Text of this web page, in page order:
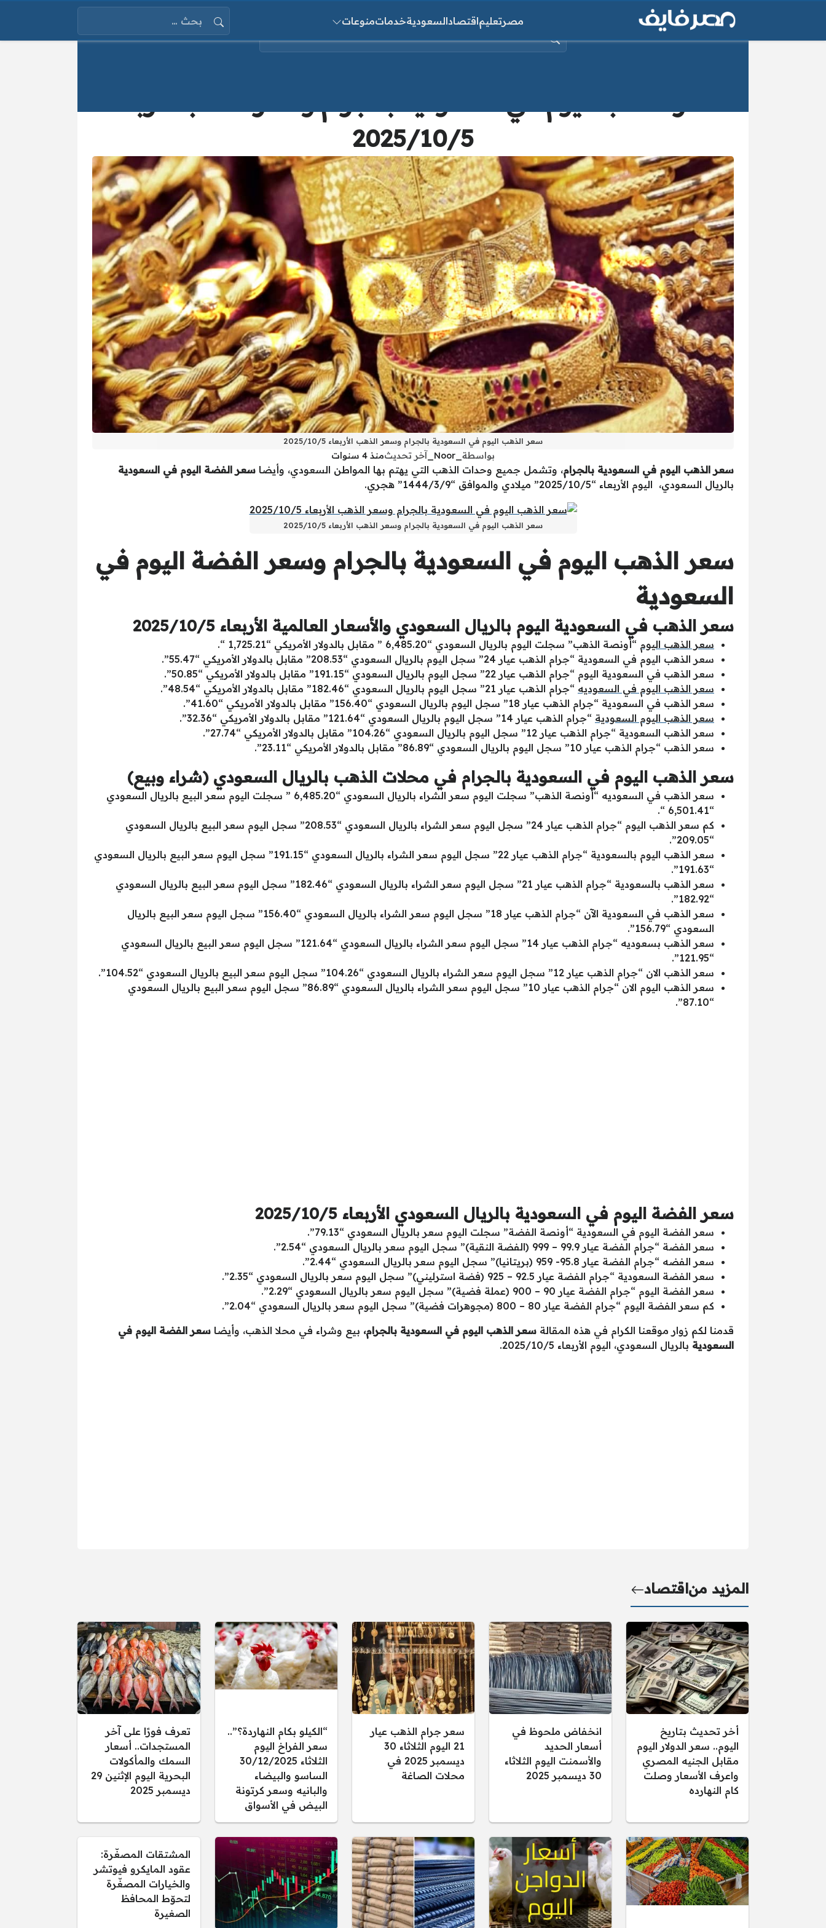
مصرتعليماقتصادالسعوديةخدماتمنوعات
البحث عن:
2025/10/5
سعر الذهب اليوم في السعودية بالجرام وسعر الذهب الأربعاء 2025/10/5
بواسطة آخر تحديثمنذ 4 سنوات
سعر الذهب اليوم في السعودية بالجرام، وتشمل جميع وحدات الذهب التي يهتم بها المواطن السعودي، وأيضا سعر الفضة اليوم في السعودية
بالريال السعودي، اليوم الأربعاء “2025/10/5” ميلادي والموافق “1444/3/9” هجري.
سعر الذهب اليوم في السعودية بالجرام وسعر الذهب الأربعاء 2025/10/5
سعر الذهب اليوم في السعودية بالجرام وسعر الفضة اليوم في
السعودية
سعر الذهب في السعودية اليوم بالريال السعودي والأسعار العالمية الأربعاء 2025/10/5
سعر الذهب اليوم “أونصة الذهب” سجلت اليوم بالريال السعودي “6,485.20 ” مقابل بالدولار الأمريكي “1,725.21 “.
سعر الذهب اليوم في السعودية “جرام الذهب عيار 24” سجل اليوم بالريال السعودي “208.53” مقابل بالدولار الأمريكي “55.47”.
سعر الذهب في السعودية اليوم “جرام الذهب عيار 22” سجل اليوم بالريال السعودي “191.15” مقابل بالدولار الأمريكي “50.85”.
سعر الذهب اليوم في السعوديه “جرام الذهب عيار 21” سجل اليوم بالريال السعودي “182.46” مقابل بالدولار الأمريكي “48.54”.
سعر الذهب في السعودية “جرام الذهب عيار 18” سجل اليوم بالريال السعودي “156.40” مقابل بالدولار الأمريكي “41.60”.
سعر الذهب اليوم السعودية “جرام الذهب عيار 14” سجل اليوم بالريال السعودي “121.64” مقابل بالدولار الأمريكي “32.36”.
سعر الذهب السعودية “جرام الذهب عيار 12” سجل اليوم بالريال السعودي “104.26” مقابل بالدولار الأمريكي “27.74”.
سعر الذهب “جرام الذهب عيار 10” سجل اليوم بالريال السعودي “86.89” مقابل بالدولار الأمريكي “23.11”.
سعر الذهب اليوم في السعودية بالجرام في محلات الذهب بالريال السعودي (شراء وبيع)
سعر الذهب في السعوديه “أونصة الذهب” سجلت اليوم سعر الشراء بالريال السعودي “6,485.20 ” سجلت اليوم سعر البيع بالريال السعودي
“6,501.41 “.
كم سعر الذهب اليوم “جرام الذهب عيار 24” سجل اليوم سعر الشراء بالريال السعودي “208.53” سجل اليوم سعر البيع بالريال السعودي
“209.05”.
سعر الذهب اليوم بالسعودية “جرام الذهب عيار 22” سجل اليوم سعر الشراء بالريال السعودي “191.15” سجل اليوم سعر البيع بالريال السعودي
“191.63”.
سعر الذهب بالسعودية “جرام الذهب عيار 21” سجل اليوم سعر الشراء بالريال السعودي “182.46” سجل اليوم سعر البيع بالريال السعودي
“182.92”.
سعر الذهب في السعودية الآن “جرام الذهب عيار 18” سجل اليوم سعر الشراء بالريال السعودي “156.40” سجل اليوم سعر البيع بالريال
السعودي “156.79”.
سعر الذهب بسعوديه “جرام الذهب عيار 14” سجل اليوم سعر الشراء بالريال السعودي “121.64” سجل اليوم سعر البيع بالريال السعودي
“121.95”.
سعر الذهب الان “جرام الذهب عيار 12” سجل اليوم سعر الشراء بالريال السعودي “104.26” سجل اليوم سعر البيع بالريال السعودي “104.52”.
سعر الذهب اليوم الان “جرام الذهب عيار 10” سجل اليوم سعر الشراء بالريال السعودي “86.89” سجل اليوم سعر البيع بالريال السعودي
“87.10”.
سعر الفضة اليوم في السعودية بالريال السعودي الأربعاء 2025/10/5
سعر الفضة اليوم في السعودية “أونصة الفضة” سجلت اليوم سعر بالريال السعودي “79.13”.
سعر الفضة “جرام الفضة عيار 99.9 – 999 (الفضة النقية)” سجل اليوم سعر بالريال السعودي “2.54”.
سعر الفضه “جرام الفضة عيار 95.8- 959 (بريتانيا)” سجل اليوم سعر بالريال السعودي “2.44”.
سعر الفضة السعودية “جرام الفضة عيار 92.5 – 925 (فضة استرليني)” سجل اليوم سعر بالريال السعودي “2.35”.
سعر الفضة اليوم “جرام الفضة عيار 90 – 900 (عملة فضية)” سجل اليوم سعر بالريال السعودي “2.29”.
كم سعر الفضة اليوم “جرام الفضة عيار 80 – 800 (مجوهرات فضية)” سجل اليوم سعر بالريال السعودي “2.04”.
قدمنا لكم زوار موقعنا الكرام في هذه المقالة سعر الذهب اليوم في السعودية بالجرام، بيع وشراء في محلا الذهب، وأيضا سعر الفضة اليوم في
السعودية بالريال السعودي، اليوم الأربعاء 2025/10/5.
المزيد مناقتصاد
أخر تحديث بتاريخ
اليوم.. سعر الدولار اليوم
مقابل الجنيه المصري
واعرف الأسعار وصلت
كام النهارده
انخفاض ملحوظ في
أسعار الحديد
والأسمنت اليوم الثلاثاء
30 ديسمبر 2025
سعر جرام الذهب عيار
21 اليوم الثلاثاء 30
ديسمبر 2025 في
محلات الصاغة
“الكيلو بكام النهاردة؟”..
سعر الفراخ اليوم
الثلاثاء 30/12/2025
الساسو والبيضاء
والبانيه وسعر كرتونة
البيض في الأسواق
تعرف فورًا على آخر
المستجدات.. أسعار
السمك والمأكولات
البحرية اليوم الإثنين 29
ديسمبر 2025
المشتقات المصغّرة:
عقود المايكرو فيوتشر
والخيارات المصغّرة
لتحوّط المحافظ
الصغيرة